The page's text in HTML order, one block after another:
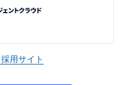
採用サイト